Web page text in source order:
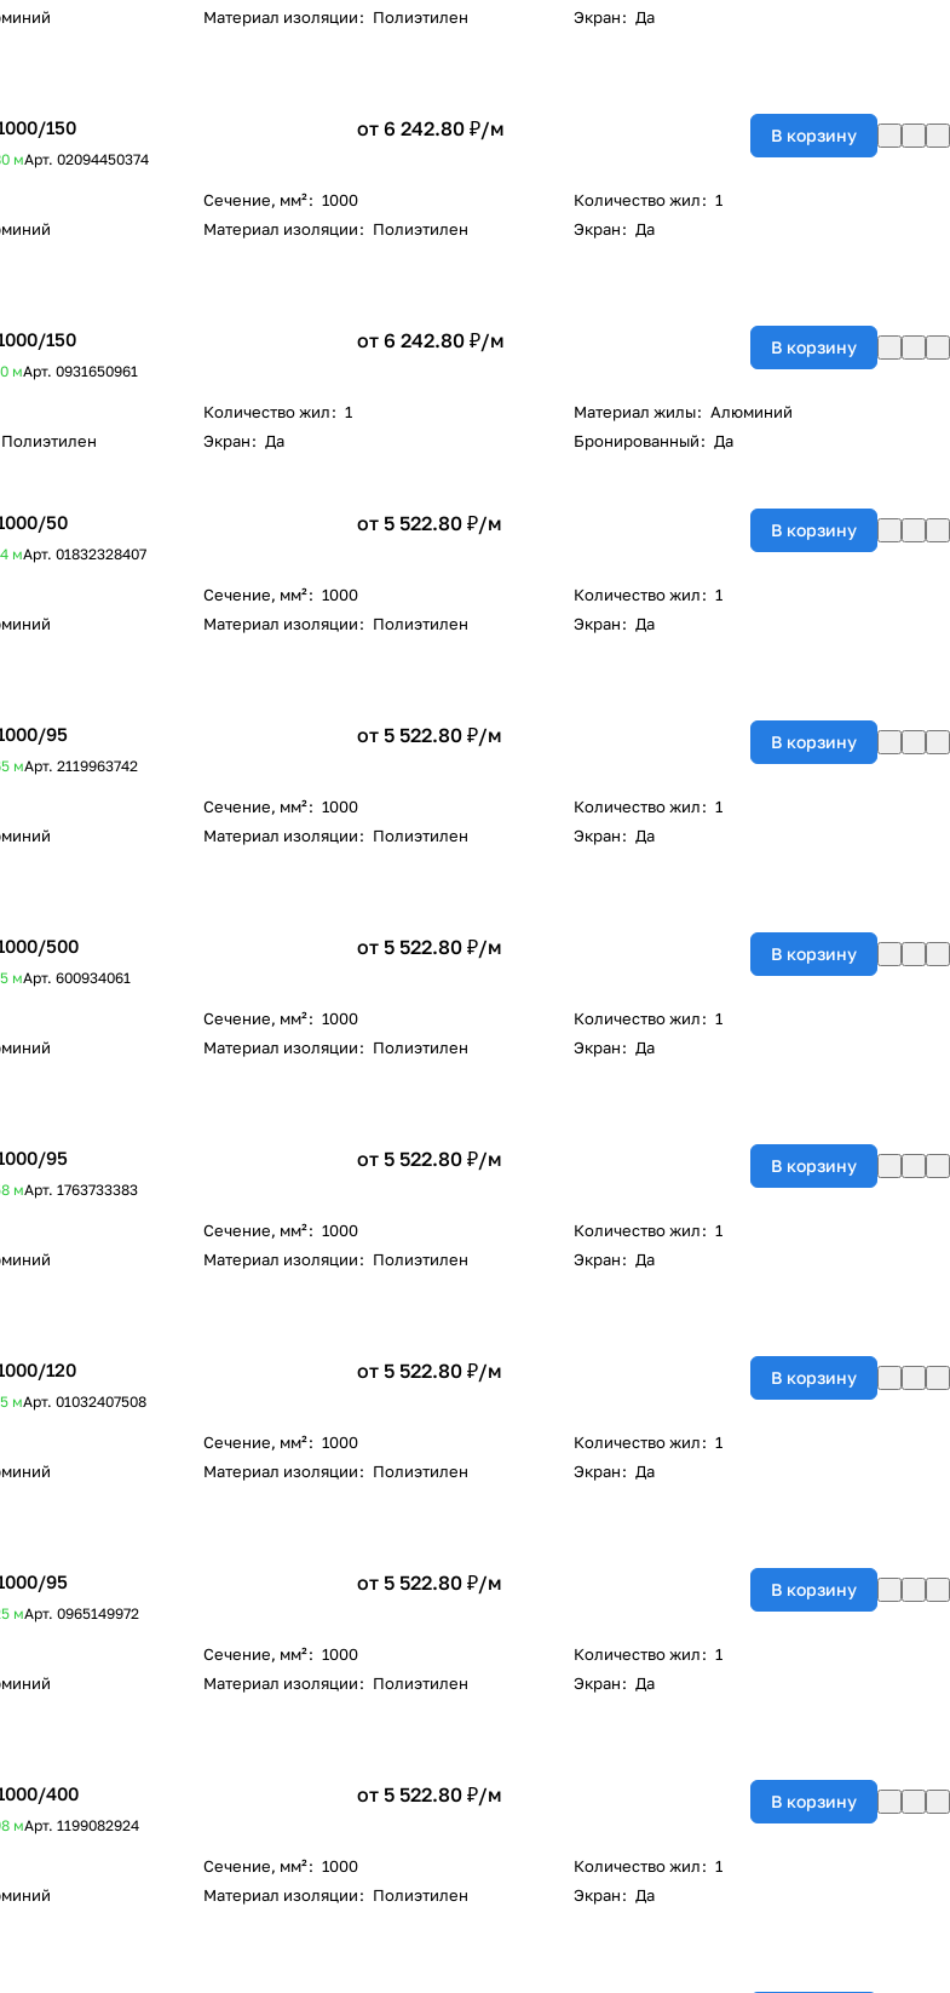
Материал изоляции: Полиэтилен Экран: Да
150
мАрт. 02094450374
от 6 242.80 ₽/м В корзину
Сечение, мм²: 1000 Количество жил: 1
Материал изоляции: Полиэтилен Экран: Да
150
мАрт. 0931650961
от 6 242.80 ₽/м В корзину
Количество жил: 1 Материал жилы: Алюминий
Полиэтилен Экран: Да Бронированный: Да
50
мАрт. 01832328407
от 5 522.80 ₽/м В корзину
Сечение, мм²: 1000 Количество жил: 1
Материал изоляции: Полиэтилен Экран: Да
95
мАрт. 2119963742
от 5 522.80 ₽/м В корзину
Сечение, мм²: 1000 Количество жил: 1
Материал изоляции: Полиэтилен Экран: Да
500
мАрт. 600934061
от 5 522.80 ₽/м В корзину
Сечение, мм²: 1000 Количество жил: 1
Материал изоляции: Полиэтилен Экран: Да
95
мАрт. 1763733383
от 5 522.80 ₽/м В корзину
Сечение, мм²: 1000 Количество жил: 1
Материал изоляции: Полиэтилен Экран: Да
120
мАрт. 01032407508
от 5 522.80 ₽/м В корзину
Сечение, мм²: 1000 Количество жил: 1
Материал изоляции: Полиэтилен Экран: Да
95
мАрт. 0965149972
от 5 522.80 ₽/м В корзину
Сечение, мм²: 1000 Количество жил: 1
Материал изоляции: Полиэтилен Экран: Да
400
мАрт. 1199082924
от 5 522.80 ₽/м В корзину
Сечение, мм²: 1000 Количество жил: 1
Материал изоляции: Полиэтилен Экран: Да